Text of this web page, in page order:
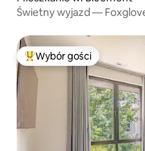
Świetny wyjazd —
Najpopularniejsze z
Wybór gości